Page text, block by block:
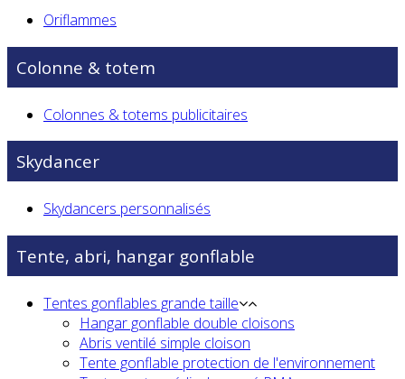
Oriflammes
Colonne & totem
Colonnes & totems publicitaires
Skydancer
Skydancers personnalisés
Tente, abri, hangar gonflable
Tentes gonflables grande taille
Hangar gonflable double cloisons
Abris ventilé simple cloison
Tente gonflable protection de l'environnement